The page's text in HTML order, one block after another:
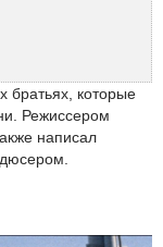
братьях, которые
Режиссером
написал